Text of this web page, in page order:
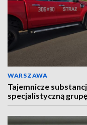
WARSZAWA
Tajemnicze
specjalistyczną